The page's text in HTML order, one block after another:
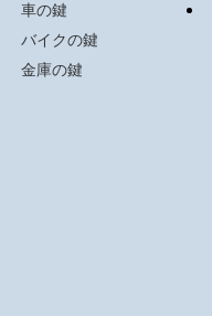
車の鍵
バイクの鍵
金庫の鍵